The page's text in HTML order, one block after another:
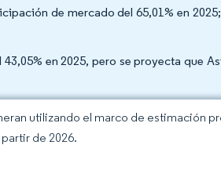
de mercado del 65,01% en
en 2025, pero se proyecta que
utilizando el marco de estimación
de 2026.